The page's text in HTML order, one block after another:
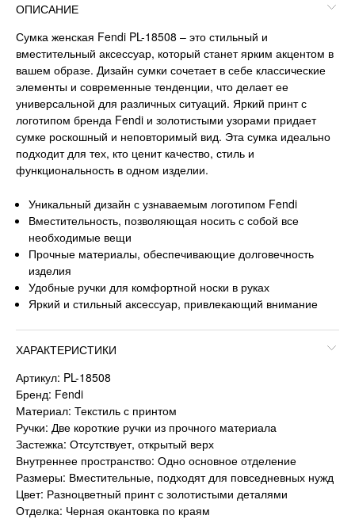
ОПИСАНИЕ
Сумка женская Fendi PL-18508 – это стильный и
вместительный аксессуар, который станет ярким акцентом в
вашем образе. Дизайн сумки сочетает в себе классические
элементы и современные тенденции, что делает ее
универсальной для различных ситуаций. Яркий принт с
логотипом бренда Fendi и золотистыми узорами придает
сумке роскошный и неповторимый вид. Эта сумка идеально
подходит для тех, кто ценит качество, стиль и
функциональность в одном изделии.
Уникальный дизайн с узнаваемым логотипом Fendi
Вместительность, позволяющая носить с собой все
необходимые вещи
Прочные материалы, обеспечивающие долговечность
изделия
Удобные ручки для комфортной носки в руках
Яркий и стильный аксессуар, привлекающий внимание
ХАРАКТЕРИСТИКИ
Артикул: PL-18508
Бренд: Fendi
Материал: Текстиль с принтом
Ручки: Две короткие ручки из прочного материала
Застежка: Отсутствует, открытый верх
Внутреннее пространство: Одно основное отделение
Размеры: Вместительные, подходят для повседневных нужд
Цвет: Разноцветный принт с золотистыми деталями
Отделка: Черная окантовка по краям